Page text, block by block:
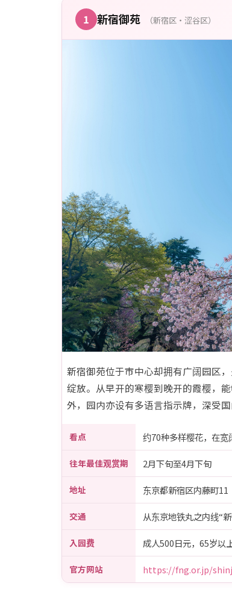
1 新宿御苑 （新宿区・涩谷区）
新宿御苑位于市中心却拥有广阔园区
绽放。从早开的寒樱到晚开的霞樱，
外，园内亦设有多语言指示牌，深受国
新宿御苑的基本信息
看点 约70种多样樱花，在宽
往年最佳观赏期 2月下旬至4月下旬
地址 东京都新宿区内藤町11
交通 从东京地铁丸之内线“
入园费 成人500日元，65岁以
官方网站 https://fng.or.jp/